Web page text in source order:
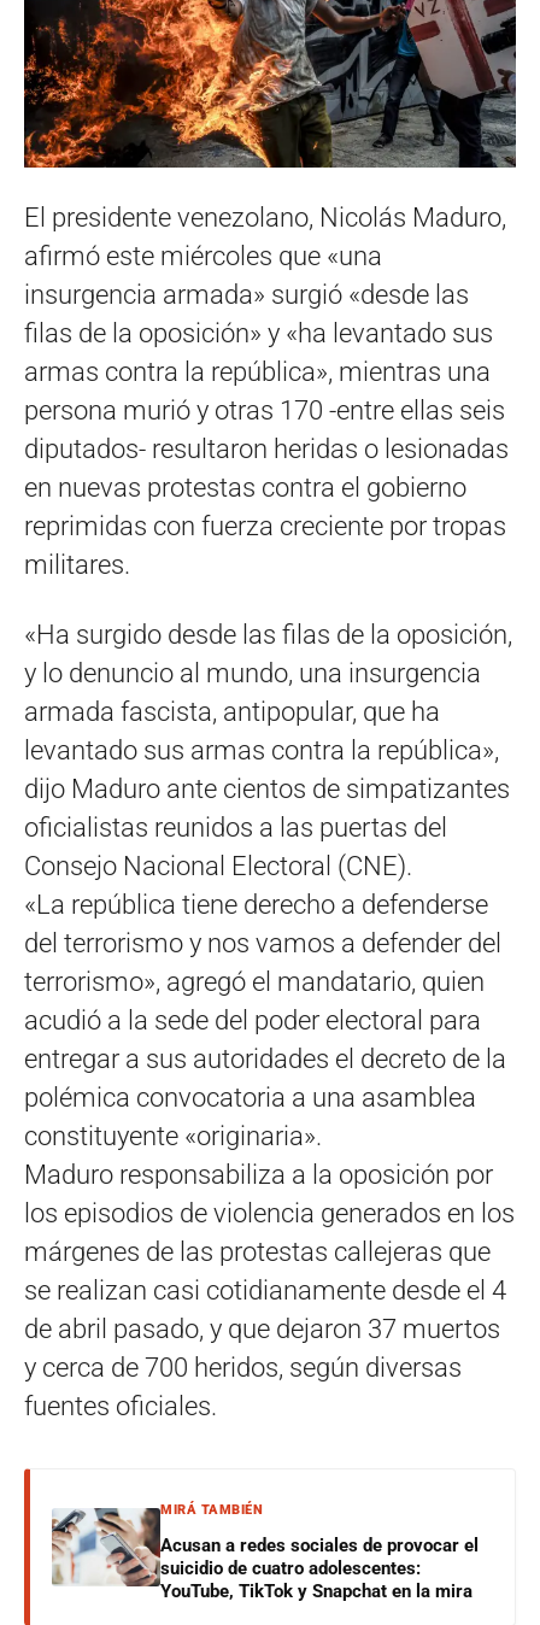
El presidente venezolano, Nicolás Maduro,
afirmó este miércoles que «una
insurgencia armada» surgió «desde las
filas de la oposición» y «ha levantado sus
armas contra la república», mientras una
persona murió y otras 170 -entre ellas seis
diputados- resultaron heridas o lesionadas
en nuevas protestas contra el gobierno
reprimidas con fuerza creciente por tropas
militares.
«Ha surgido desde las filas de la oposición,
y lo denuncio al mundo, una insurgencia
armada fascista, antipopular, que ha
levantado sus armas contra la república»,
dijo Maduro ante cientos de simpatizantes
oficialistas reunidos a las puertas del
Consejo Nacional Electoral (CNE).
«La república tiene derecho a defenderse
del terrorismo y nos vamos a defender del
terrorismo», agregó el mandatario, quien
acudió a la sede del poder electoral para
entregar a sus autoridades el decreto de la
polémica convocatoria a una asamblea
constituyente «originaria».
Maduro responsabiliza a la oposición por
los episodios de violencia generados en los
márgenes de las protestas callejeras que
se realizan casi cotidianamente desde el 4
de abril pasado, y que dejaron 37 muertos
y cerca de 700 heridos, según diversas
fuentes oficiales.
MIRÁ TAMBIÉN
Acusan a redes sociales de provocar el
suicidio de cuatro adolescentes:
YouTube, TikTok y Snapchat en la mira